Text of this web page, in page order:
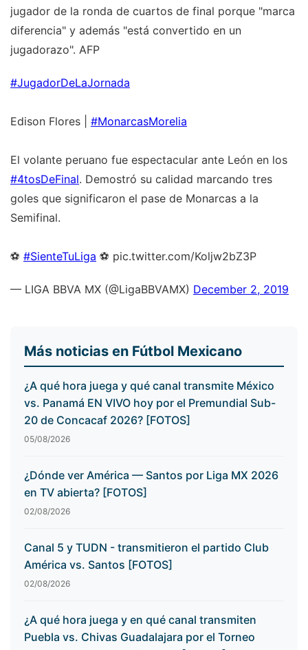
jugador de la ronda de cuartos de final porque "marca
diferencia" y además "está convertido en un
jugadorazo". AFP
#JugadorDeLaJornada
Edison Flores | #MonarcasMorelia
El volante peruano fue espectacular ante León en los
#4tosDeFinal. Demostró su calidad marcando tres
goles que significaron el pase de Monarcas a la
Semifinal.
⚽ #SienteTuLiga ⚽ pic.twitter.com/Koljw2bZ3P
— LIGA BBVA MX (@LigaBBVAMX) December 2, 2019
Más noticias en Fútbol Mexicano
¿A qué hora juega y qué canal transmite México
vs. Panamá EN VIVO hoy por el Premundial Sub-
20 de Concacaf 2026? [FOTOS]
05/08/2026
¿Dónde ver América — Santos por Liga MX 2026
en TV abierta? [FOTOS]
02/08/2026
Canal 5 y TUDN - transmitieron el partido Club
América vs. Santos [FOTOS]
02/08/2026
¿A qué hora juega y en qué canal transmiten
Puebla vs. Chivas Guadalajara por el Torneo